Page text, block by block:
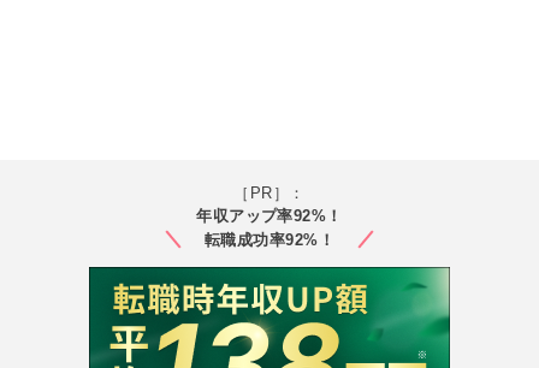
［PR］：
年収アップ率92%！
転職成功率92%！